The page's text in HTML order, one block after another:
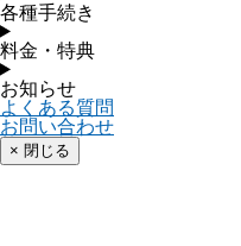
各種手続き
料金・特典
お知らせ
よくある質問
お問い合わせ
× 閉じる